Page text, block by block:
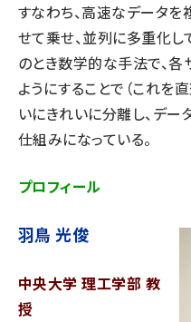
すなわち、高速なデータ
せて乗せ、並列に多重化し
のとき数学的な手法で、
ようにすることで（これを
いにきれいに分離し、デー
仕組みになっている。
プロフィール
羽鳥 光俊
中央大学 理工学部 教
授